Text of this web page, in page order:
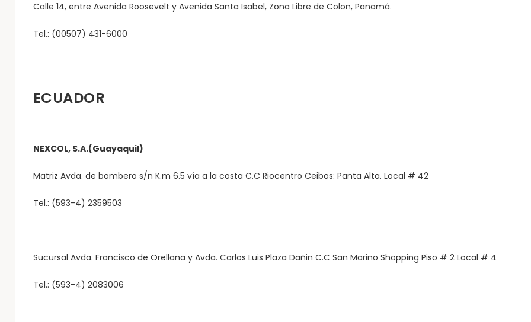
Calle 14, entre Avenida Roosevelt y Avenida Santa Isabel, Zona Libre de Colon, Panamá.
Tel.: (00507) 431-6000
ECUADOR
NEXCOL, S.A.(Guayaquil)
Matriz Avda. de bombero s/n K.m 6.5 vía a la costa C.C Riocentro Ceibos: Panta Alta. Local # 42
Tel.: (593-4) 2359503
Sucursal Avda. Francisco de Orellana y Avda. Carlos Luis Plaza Dañin C.C San Marino Shopping Piso # 2 Local # 4
Tel.: (593-4) 2083006